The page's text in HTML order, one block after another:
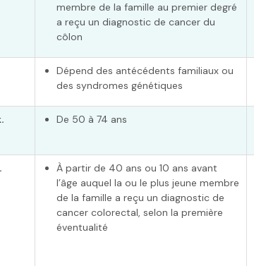
membre de la famille au premier degré
a reçu un diagnostic de cancer du
côlon
Dépend des antécédents familiaux ou
des syndromes génétiques
De 50 à 74 ans
À partir de 40 ans ou 10 ans avant
l’âge auquel la ou le plus jeune membre
de la famille a reçu un diagnostic de
cancer colorectal, selon la première
éventualité